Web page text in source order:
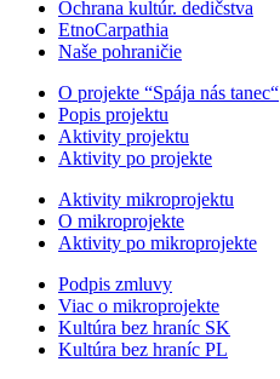
Ochrana kultúr. dedičstva
EtnoCarpathia
Naše pohraničie
O projekte “Spája nás tanec“
Popis projektu
Aktivity projektu
Aktivity po projekte
Aktivity mikroprojektu
O mikroprojekte
Aktivity po mikroprojekte
Podpis zmluvy
Viac o mikroprojekte
Kultúra bez hraníc SK
Kultúra bez hraníc PL